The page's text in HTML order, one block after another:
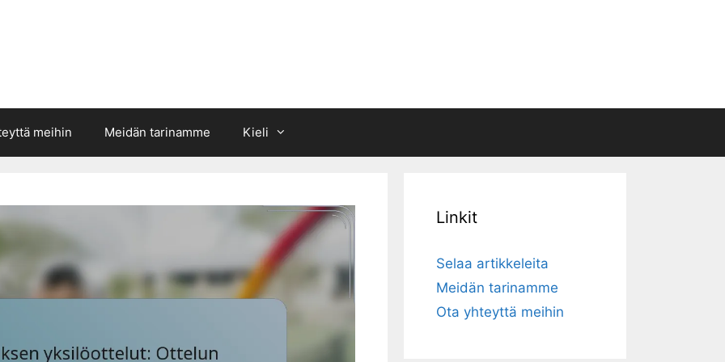
meihin Meidän tarinamme Kieli
Linkit
Selaa artikkeleita
Meidän tarinamme
Ota yhteyttä meihin